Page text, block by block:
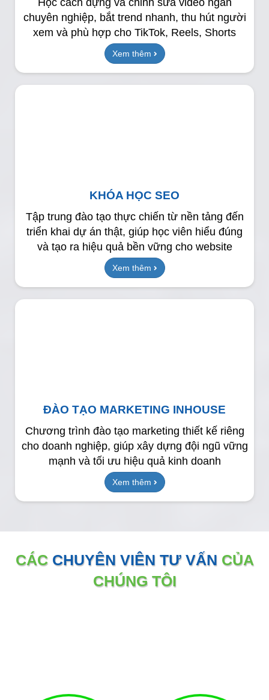
Học cách dựng và chỉnh sửa video ngắn
chuyên nghiệp, bắt trend nhanh, thu hút người
xem và phù hợp cho TikTok, Reels, Shorts
Xem thêm
KHÓA HỌC SEO
Tập trung đào tạo thực chiến từ nền tảng đến
triển khai dự án thật, giúp học viên hiểu đúng
và tạo ra hiệu quả bền vững cho website
Xem thêm
ĐÀO TẠO MARKETING INHOUSE
Chương trình đào tạo marketing thiết kế riêng
cho doanh nghiệp, giúp xây dựng đội ngũ vững
mạnh và tối ưu hiệu quả kinh doanh
Xem thêm
CÁC CHUYÊN VIÊN TƯ VẤN CỦA
CHÚNG TÔI